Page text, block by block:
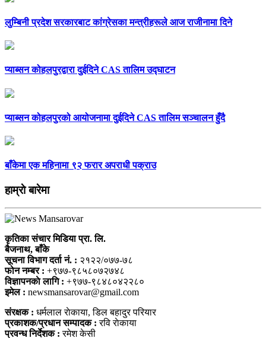
लुम्बिनी प्रदेश सरकारबाट कांग्रेसका मन्त्रीहरूले आज राजीनामा दिने
प्याब्सन कोहलपुरद्वारा दुईदिने CAS तालिम उद्घाटन
प्याब्सन कोहलपुरको आयोजनामा दुईदिने CAS तालिम सञ्चालन हुँदै
बाँकेमा एक महिनामा ९२ फरार अपराधी पक्राउ
हाम्राे बारेमा
कृतिका संचार मिडिया प्रा. लि.
बैजनाथ, बाँके
सूचना विभाग दर्ता नं. : २१२२/०७७-७८
फोन नम्बर : +९७७-९८५८०७२७४८
विज्ञापनकाे लागि : +९७७-९८४८०४२२८०
इमेल : newsmansarovar@gmail.com
संरक्षक : धर्मलाल राेकाया, डिल बहादुर परियार
प्रकाशक/प्रधान सम्पादक : रवि राेकाया
प्रवन्ध निर्देशक : रमेश केसी